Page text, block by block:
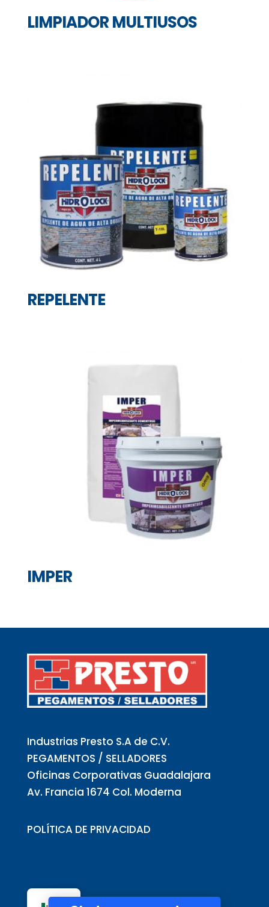
LIMPIADOR MULTIUSOS
REPELENTE
IMPER
Industrias Presto S.A de C.V.
PEGAMENTOS / SELLADORES
Oficinas Corporativas Guadalajara
Av. Francia 1674 Col. Moderna
POLÍTICA DE PRIVACIDAD